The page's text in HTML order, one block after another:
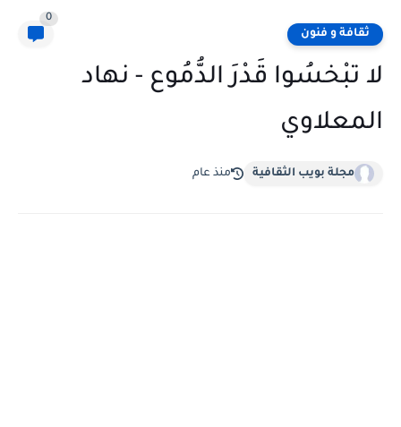
ثقافة و فنون
0
لا تبْخسُوا قَدْرَ الدُّمُوع - نهاد
المعلاوي
مجلة بويب الثقافية منذ عام